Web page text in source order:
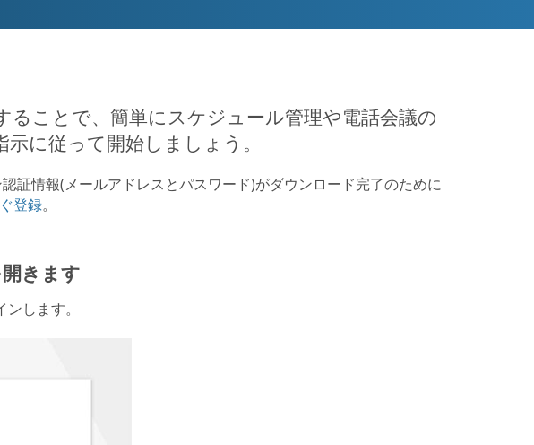
ことで、簡単にスケジュール管理や電話会議の
に従って開始しましょう。
証情報(メールアドレスとパスワード)がダウンロード完了のために
登録。
きます
します。